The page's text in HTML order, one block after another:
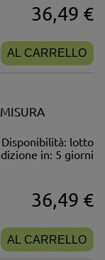
36,49 €
AL CARRELLO
Disponibilità: lotto
in: 5 giorni
36,49 €
AL CARRELLO